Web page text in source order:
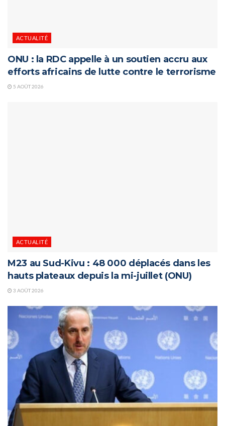
ACTUALITÉ
ONU : la RDC appelle à un soutien accru aux
efforts africains de lutte contre le terrorisme
5 AOÛT 2026
ACTUALITÉ
M23 au Sud-Kivu : 48 000 déplacés dans les
hauts plateaux depuis la mi-juillet (ONU)
3 AOÛT 2026